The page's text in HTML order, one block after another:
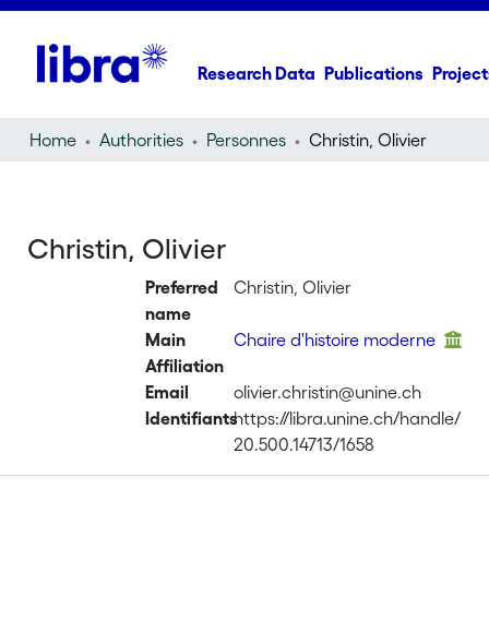
Research Data Publications
Home Authorities Personnes Christin, Olivier
Christin, Olivier
Preferred
name
Christin, Olivier
Main
Affiliation
Chaire d'histoire moderne
Email
olivier.christin@unine.ch
Identifiantshttps://libra.unine.ch/handle/
20.500.14713/1658